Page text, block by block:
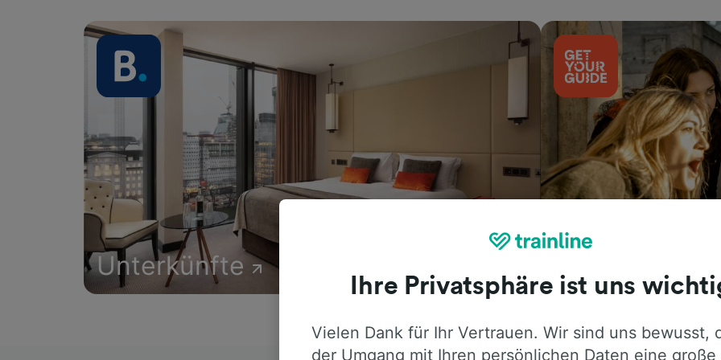
Unterkünfte
Ihre Privatsphäre ist uns
Vielen Dank für Ihr Vertrauen. Wir sind uns bewusst,
der Umgang mit Ihren persönlichen Daten eine große